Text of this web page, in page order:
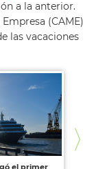
a la anterior.
(CAME)
las vacaciones
el primer